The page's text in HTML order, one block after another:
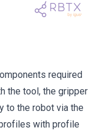
required
the tool, the gripper
to the robot via the
with profile